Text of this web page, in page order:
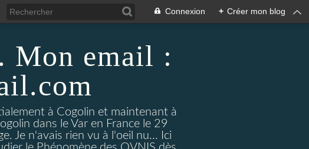
Connexion + Créer mon blog
Mon email :
à Cogolin et maintenant à
dans le Var en France le 29
Je n'avais rien vu à l'oeil nu... Ici